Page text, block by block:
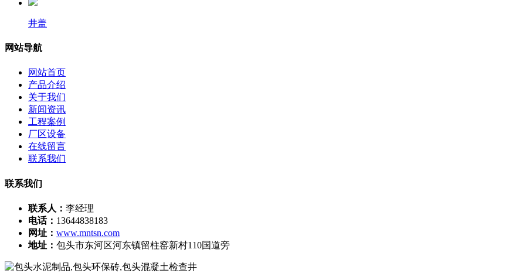
井盖
网站导航
网站首页
产品介绍
关于我们
新闻资讯
工程案例
厂区设备
在线留言
联系我们
联系我们
联系人： 李经理
电话： 13644838183
网址： www.mntsn.com
地址： 包头市东河区河东镇留柱窑新村110国道旁